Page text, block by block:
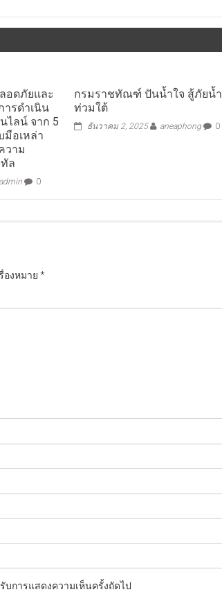
อดภัยและ
ารดำเนิน
ไลน์ จาก 5
มือเหล่า
วาม
ล
admin 0
กรมราชทัณฑ์ ปันน้ำใจ สู้ภัยน้ำ
ท่วมใต้
ธันวาคม 2, 2025 aneaphong 0
องหมาย *
การแสดงความเห็นครั้งถัดไป